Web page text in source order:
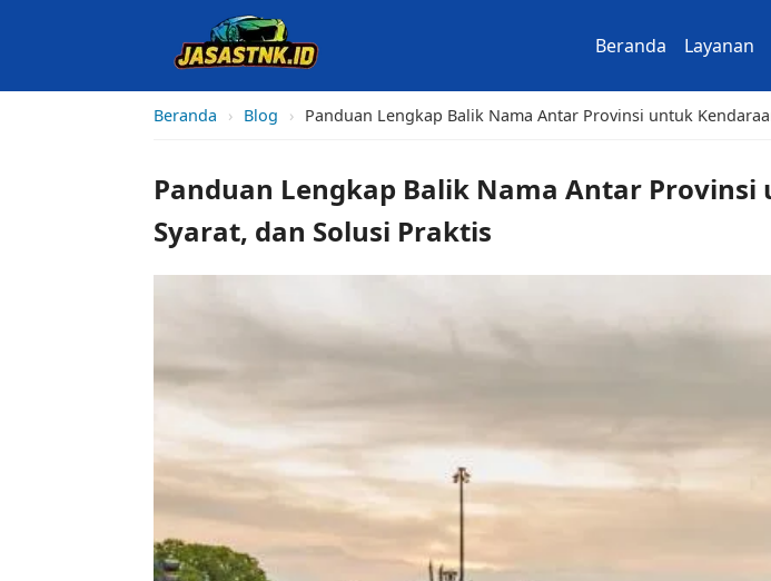
Beranda Layanan
Beranda › Blog › Panduan Lengkap Balik Nama Antar Provinsi untuk
Panduan Lengkap Balik Nama Antar
Syarat, dan Solusi Praktis